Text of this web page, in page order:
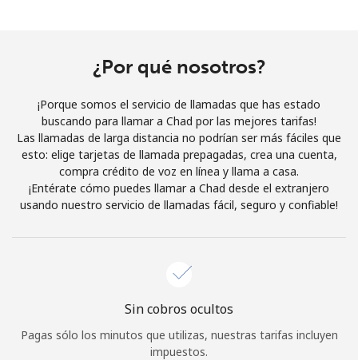
Únete
¡Hola!
Inicia sesión oREGÍSTRATE →
¿Olvidaste tu contraseña? →
¿Por qué nosotros?
¡Porque somos el servicio de llamadas que has estado
buscando para llamar a Chad por las mejores tarifas!
Las llamadas de larga distancia no podrían ser más fáciles que
esto: elige tarjetas de llamada prepagadas, crea una cuenta,
compra crédito de voz en línea y llama a casa.
¡Entérate cómo puedes llamar a Chad desde el extranjero
usando nuestro servicio de llamadas fácil, seguro y confiable!
Sin cobros ocultos
Pagas sólo los minutos que utilizas, nuestras tarifas incluyen
impuestos.